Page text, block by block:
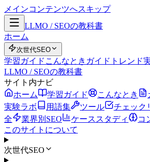
メインコンテンツへスキップ
LLMO / SEOの教科書
ホーム
次世代SEO
学習ガイド こんなとき ガイド トレンド
LLMO / SEOの教科書
サイト内ナビ
ホーム
学習ガイド こんなとき
実験ラボ
用語集 ツール チェック
全
業界別SEO ケーススタディ
コ
このサイトについて
次世代SEO